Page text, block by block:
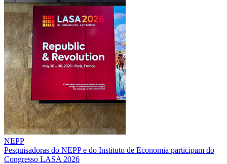
NEPP
Pesquisadoras do NEPP e do Instituto de Economia participam do
Congresso LASA 2026